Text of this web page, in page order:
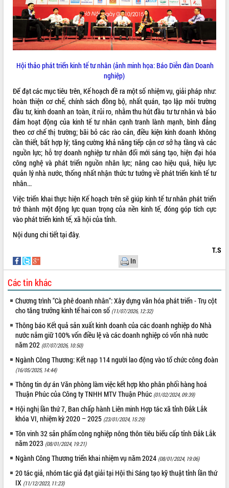
VIDEO
Không có file video nào để phát.
ALBUM ẢNH
THỐNG KÊ TRUY CẬP
Hôm nay: 1870
Hội thảo phát triển kinh tế tư nhân (ảnh minh họa: Báo Diễn đàn Doanh
nghiệp)
Để đạt các mục tiêu trên, Kế hoạch đề ra một số nhiệm vụ, giải pháp như:
hoàn thiện cơ chế, chính sách đồng bộ, nhất quán, tạo lập môi trường
đầu tư, kinh doanh an toàn, ít rủi ro, nhằm thu hút đầu tư tư nhân và bảo
đảm hoạt động của kinh tế tư nhân cạnh tranh lành mạnh, bình đẳng
theo cơ chế thị trường; bãi bỏ các rào cản, điều kiện kinh doanh không
cần thiết, bất hợp lý; tăng cường khả năng tiếp cận cơ sở hạ tầng và các
nguồn lực; hỗ trợ doanh nghiệp tư nhân đổi mới sáng tạo, hiện đại hóa
công nghệ và phát triển nguồn nhân lực; nâng cao hiệu quả, hiệu lực
quản lý nhà nước, thống nhất nhận thức tư tưởng về phát triển kinh tế tư
nhân...
Việc triển khai thực hiện Kế hoạch trên sẽ giúp kinh tế tư nhân phát triển
trở thành một động lực quan trọng của nền kinh tế, đóng góp tích cực
vào phát triển kinh tế, xã hội của tỉnh.
Nội dung chi tiếttại đây.
T.S
In
Các tin khác
Chương trình "Cà phê doanh nhân": Xây dựng văn hóa phát triển - Trụ cột
cho tăng trưởng kinh tế hai con số (11/07/2026, 12:32)
Thông báo Kết quả sản xuất kinh doanh của các doanh nghiệp do Nhà
nước nắm giữ 100% vốn điều lệ và các doanh nghiệp có vốn nhà nước
năm 202 (07/07/2026, 10:50)
Ngành Công Thương: Kết nạp 114 người lao động vào tổ chức công đoàn
(16/05/2025, 14:44)
Thông tin dự án Văn phòng làm việc kết hợp kho phân phối hàng hoá
Thuận Phúc của Công ty TNHH MTV Thuận Phúc (01/02/2024, 09:39)
Hội nghị lần thứ 7, Ban chấp hành Liên minh Hợp tác xã tỉnh Đắk Lắk
khóa VI, nhiệm kỳ 2020 – 2025 (23/01/2024, 15:29)
Tôn vinh 32 sản phẩm công nghiệp nông thôn tiêu biểu cấp tỉnh Đắk Lắk
năm 2023 (08/01/2024, 19:21)
Ngành Công Thương triển khai nhiệm vụ năm 2024 (08/01/2024, 19:06)
20 tác giả, nhóm tác giả đạt giải tại Hội thi Sáng tạo kỹ thuật tỉnh lần thứ
IX (11/12/2023, 11:23)